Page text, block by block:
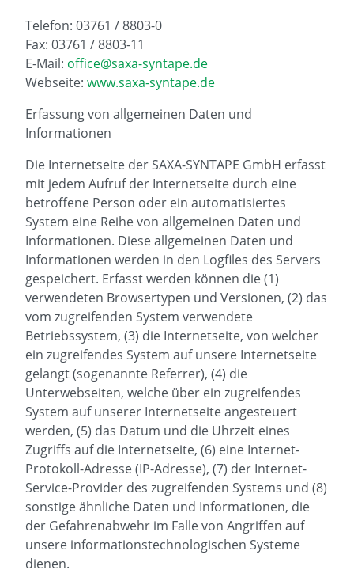
Telefon: 03761 / 8803-0
Fax: 03761 / 8803-11
E-Mail: office@saxa-syntape.de
Webseite: www.saxa-syntape.de
Erfassung von allgemeinen Daten und
Informationen
Die Internetseite der SAXA-SYNTAPE GmbH erfasst
mit jedem Aufruf der Internetseite durch eine
betroffene Person oder ein automatisiertes
System eine Reihe von allgemeinen Daten und
Informationen. Diese allgemeinen Daten und
Informationen werden in den Logfiles des Servers
gespeichert. Erfasst werden können die (1)
verwendeten Browsertypen und Versionen, (2) das
vom zugreifenden System verwendete
Betriebssystem, (3) die Internetseite, von welcher
ein zugreifendes System auf unsere Internetseite
gelangt (sogenannte Referrer), (4) die
Unterwebseiten, welche über ein zugreifendes
System auf unserer Internetseite angesteuert
werden, (5) das Datum und die Uhrzeit eines
Zugriffs auf die Internetseite, (6) eine Internet-
Protokoll-Adresse (IP-Adresse), (7) der Internet-
Service-Provider des zugreifenden Systems und (8)
sonstige ähnliche Daten und Informationen, die
der Gefahrenabwehr im Falle von Angriffen auf
unsere informationstechnologischen Systeme
dienen.